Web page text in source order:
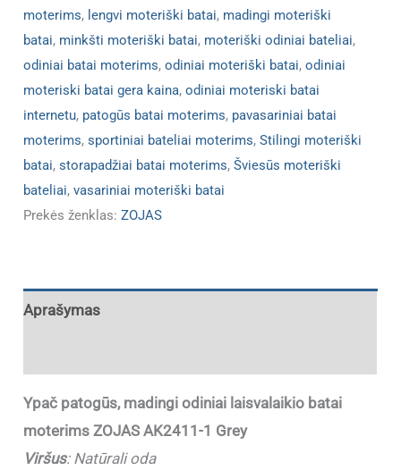
moterims, lengvi moteriški batai, madingi moteriški
batai, minkšti moteriški batai, moteriški odiniai bateliai,
odiniai batai moterims,odiniai moteriški batai,odiniai
moteriski batai gera kaina,odiniai moteriski batai
internetu, patogūs batai moterims, pavasariniai batai
moterims,sportiniai bateliai moterims,Stilingi moteriški
batai,storapadžiai batai moterims,Šviesūs moteriški
bateliai,vasariniai moteriški batai
Prekės ženklas:ZOJAS
Aprašymas
Ypač patogūs, madingi odiniai laisvalaikio batai
moterimsZOJAS AK2411-1 Grey
Viršus: Natūrali oda